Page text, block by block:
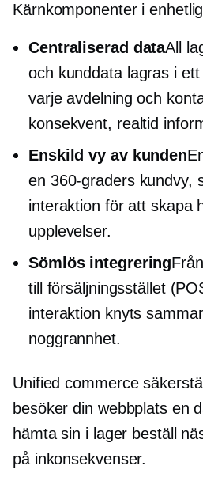
Kärnkomponenter i
Centraliserad dataAll
och kunddata lagras i
varje avdelning och
konsekvent, realtid
Enskild vy av kunden
en 360-graderskundvy,
interaktion för att skapa
upplevelser.
Sömlös integrering
till försäljningsstället
interaktion knyts
noggrannhet.
Unified commerce
besöker din webbplats en
hämta sin i lager beställ
på inkonsekvenser.